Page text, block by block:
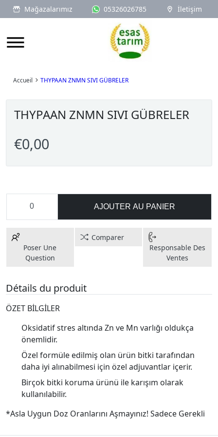
Mağazalarımız 05326026785 İletişim
Logo
Accueil THYPAAN ZNMN SIVI GÜBRELER
THYPAAN ZNMN SIVI GÜBRELER
€0,00
AJOUTER AU PANIER
Poser Une
Question
Comparer
Responsable Des
Ventes
Détails du produit
ÖZET BİLGİLER
Oksidatif stres altında Zn ve Mn varlığı oldukça
önemlidir.
Özel formüle edilmiş olan ürün bitki tarafından
daha iyi alınabilmesi için özel adjuvantlar içerir.
Birçok bitki koruma ürünü ile karışım olarak
kullanılabilir.
*Asla Uygun Doz Oranlarını Aşmayınız! Sadece Gerekli